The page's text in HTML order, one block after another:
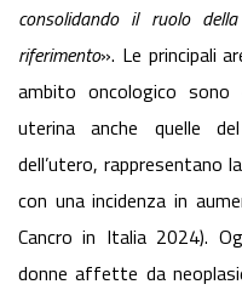
consolidando il ruolo
riferimento». Le principali
ambito oncologico sono
uterina anche quelle
dell’utero, rappresentano
con una incidenza in
Cancro in Italia 2024).
donne affette da